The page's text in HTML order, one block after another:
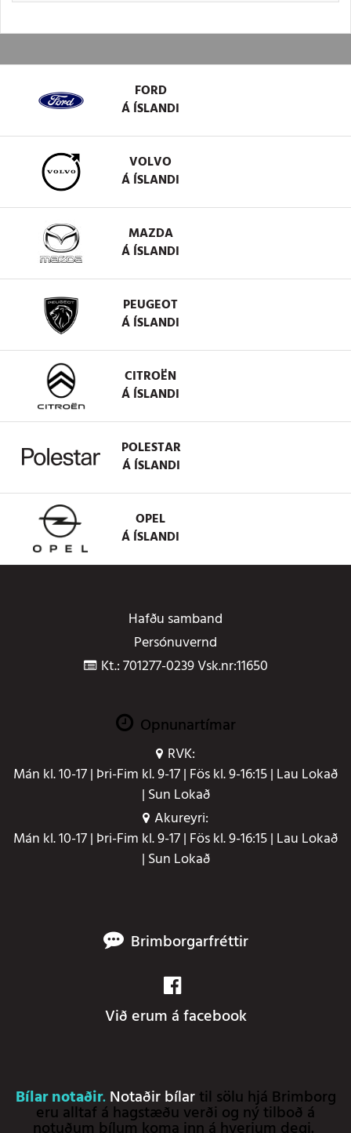
FORD
Á ÍSLANDI
VOLVO
Á ÍSLANDI
MAZDA
Á ÍSLANDI
PEUGEOT
Á ÍSLANDI
CITROËN
Á ÍSLANDI
POLESTAR
Á ÍSLANDI
OPEL
Á ÍSLANDI
Hafðu samband
Persónuvernd
Kt.: 701277-0239 Vsk.nr:11650
Opnunartímar
RVK:
Mán kl. 10-17 | Þri-Fim kl. 9-17 | Fös kl. 9-16:15 | Lau Lokað
| Sun Lokað
Akureyri:
Mán kl. 10-17 | Þri-Fim kl. 9-17 | Fös kl. 9-16:15 | Lau Lokað
| Sun Lokað
Brimborgarfréttir
Við erum á facebook
Bílar notaðir. Notaðir bílartil sölu hjá Brimborg
eru alltaf á hagstæðu verði og ný tilboð á